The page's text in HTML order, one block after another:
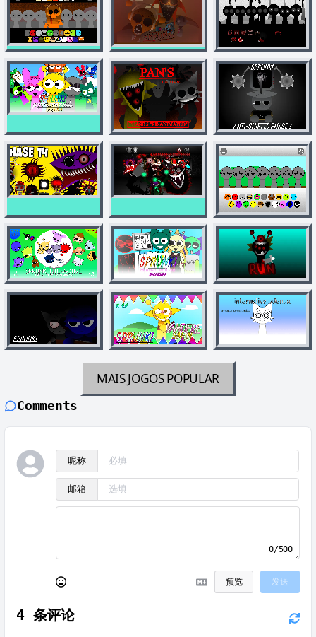
MAIS JOGOSPOPULAR
Comments
昵称
邮箱
0/500
预览 发送
4 条评论